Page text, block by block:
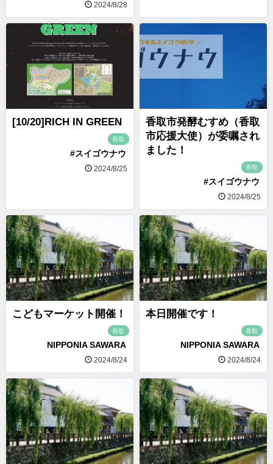
2024/8/28
[10/20]RICH IN GREEN
香取
#スイゴウナウ
2024/8/25
香取市発酵むすめ（香取
市応援大使）が委嘱され
ました！
香取
#スイゴウナウ
2024/8/25
こどもマーケット開催！
香取
NIPPONIA SAWARA
2024/8/24
本日開催です！
香取
NIPPONIA SAWARA
2024/8/24